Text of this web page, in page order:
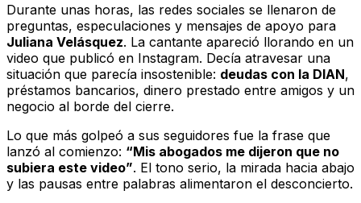
Durante unas horas, las redes sociales se llenaron de
preguntas, especulaciones y mensajes de apoyo para
Juliana Velásquez. La cantante apareció llorando en un
video que publicó en Instagram. Decía atravesar una
situación que parecía insostenible: deudas con la DIAN,
préstamos bancarios, dinero prestado entre amigos y un
negocio al borde del cierre.
Lo que más golpeó a sus seguidores fue la frase que
lanzó al comienzo: “Mis abogados me dijeron que no
subiera este video”. El tono serio, la mirada hacia abajo
y las pausas entre palabras alimentaron el desconcierto.